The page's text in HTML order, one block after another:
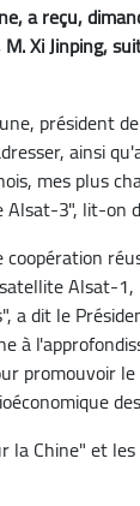
a reçu,
Xi Jinping,
président
ainsi
mes plus
3", lit-on
Alsat-
a dit le
à
promouvoir
Chine" et